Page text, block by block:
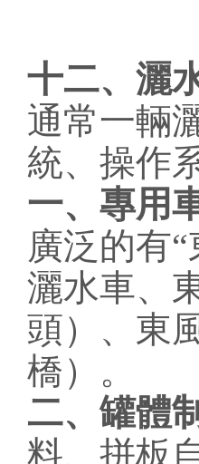
十二、灑
通常一輛
統、操作
一、專用
廣泛的有
灑水車、
頭）、東
橋）。
二、罐體
料、拼板